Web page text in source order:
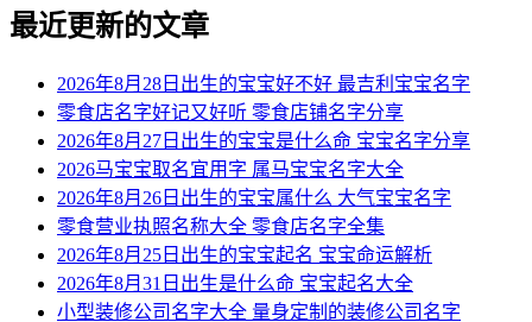
最近更新的文章
2026年8月28日出生的宝宝好不好 最吉利宝宝名字
零食店名字好记又好听 零食店铺名字分享
2026年8月27日出生的宝宝是什么命 宝宝名字分享
2026马宝宝取名宜用字 属马宝宝名字大全
2026年8月26日出生的宝宝属什么 大气宝宝名字
零食营业执照名称大全 零食店名字全集
2026年8月25日出生的宝宝起名 宝宝命运解析
2026年8月31日出生是什么命 宝宝起名大全
小型装修公司名字大全 量身定制的装修公司名字